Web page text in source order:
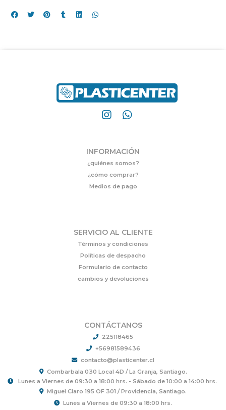
INFORMACIÓN
¿quiénes somos?
¿cómo comprar?
Medios de pago
SERVICIO AL CLIENTE
Términos y condiciones
Políticas de despacho
Formulario de contacto
cambios y devoluciones
CONTÁCTANOS
225118465
+56981589436
contacto@plasticenter.cl
Combarbala 030 Local 4D / La Granja, Santiago.
Lunes a Viernes de 09:30 a 18:00 hrs. - Sábado de 10:00 a 14:00 hrs.
Miguel Claro 195 OF 301 / Providencia, Santiago.
Lunes a Viernes de 09:30 a 18:00 hrs.